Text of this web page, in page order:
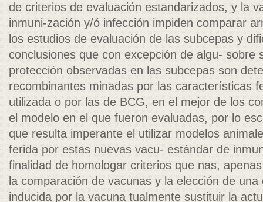
de criterios de evaluación estandarizados, y la
inmuni-zación y/ó infección impiden comparar
los estudios de evaluación de las subcepas y
conclusiones que con excepción de algu- sobre
protección observadas en las subcepas son
recombinantes minadas por las características
utilizada o por las de BCG, en el mejor de los
el modelo en el que fueron evaluadas, por lo
que resulta imperante el utilizar modelos
ferida por estas nuevas vacu- estándar de
finalidad de homologar criterios que nas,
la comparación de vacunas y la elección de
inducida por la vacuna tualmente sustituir la